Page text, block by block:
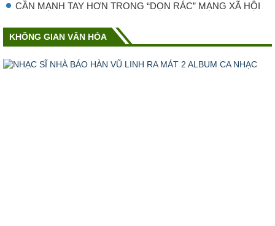
CẦN MẠNH TAY HƠN TRONG “DỌN RÁC” MẠNG XÃ HỘI
KHÔNG GIAN VĂN HÓA